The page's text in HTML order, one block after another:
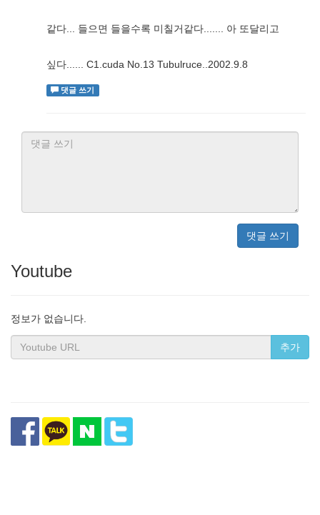
같다... 들으면 들을수록 미칠거같다....... 아 또달리고
싶다...... C1.cuda No.13 Tubulruce..2002.9.8
댓글 쓰기
댓글 쓰기
Youtube
정보가 없습니다.
추가